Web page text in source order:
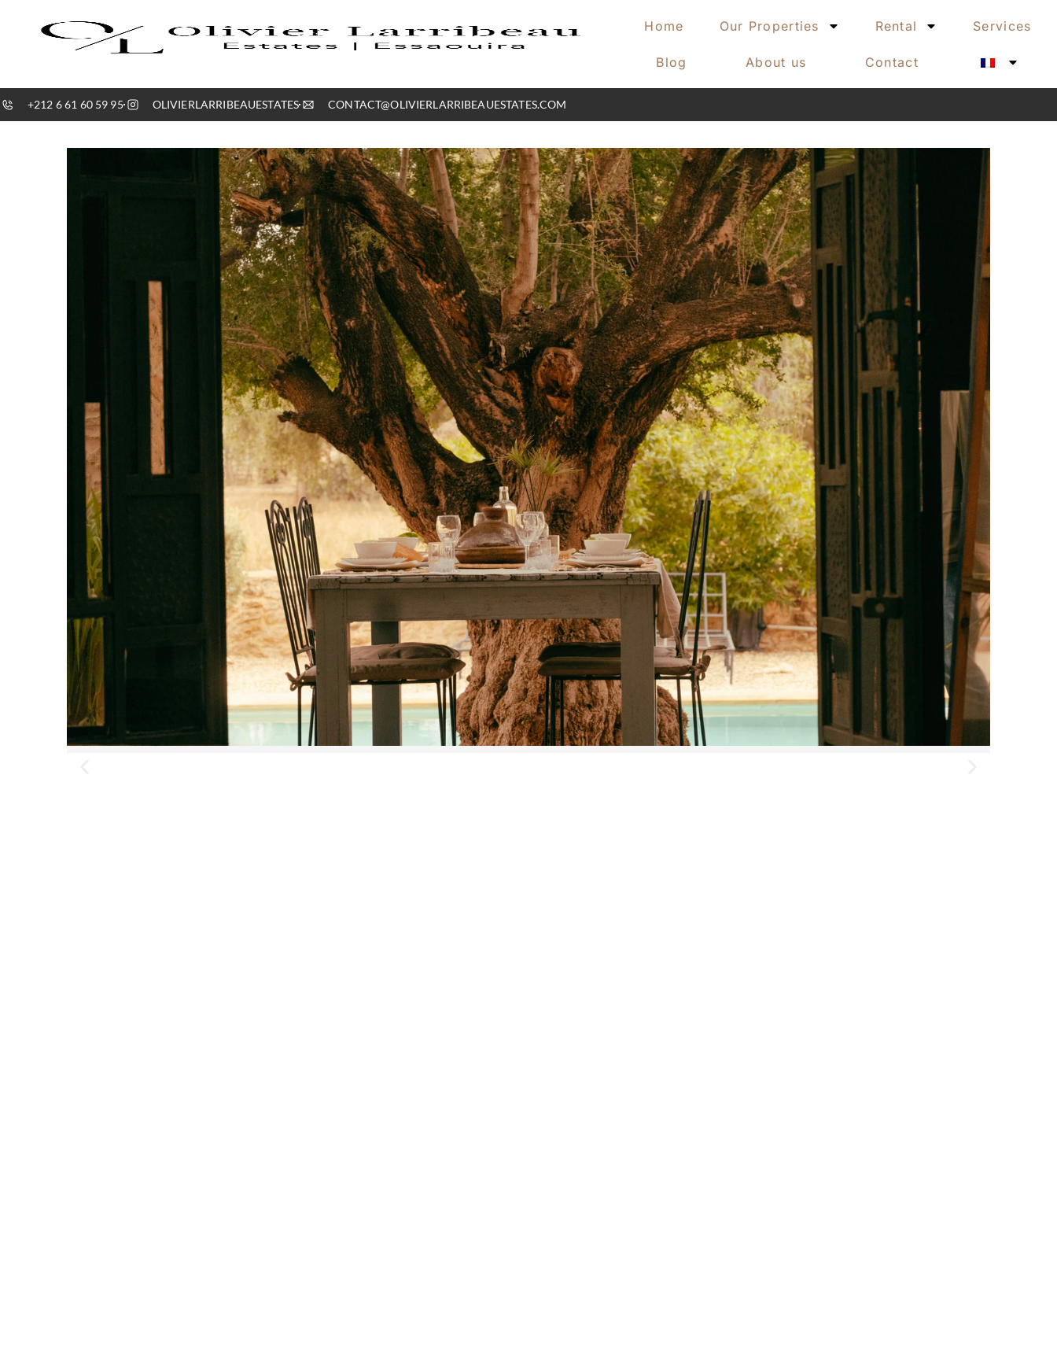
Home Our Properties Rental Services
Blog About us Contact
+212 6 61 60 59 95 OLIVIERLARRIBEAUESTATES CONTACT@OLIVIERLARRIBEAUESTATES.COM